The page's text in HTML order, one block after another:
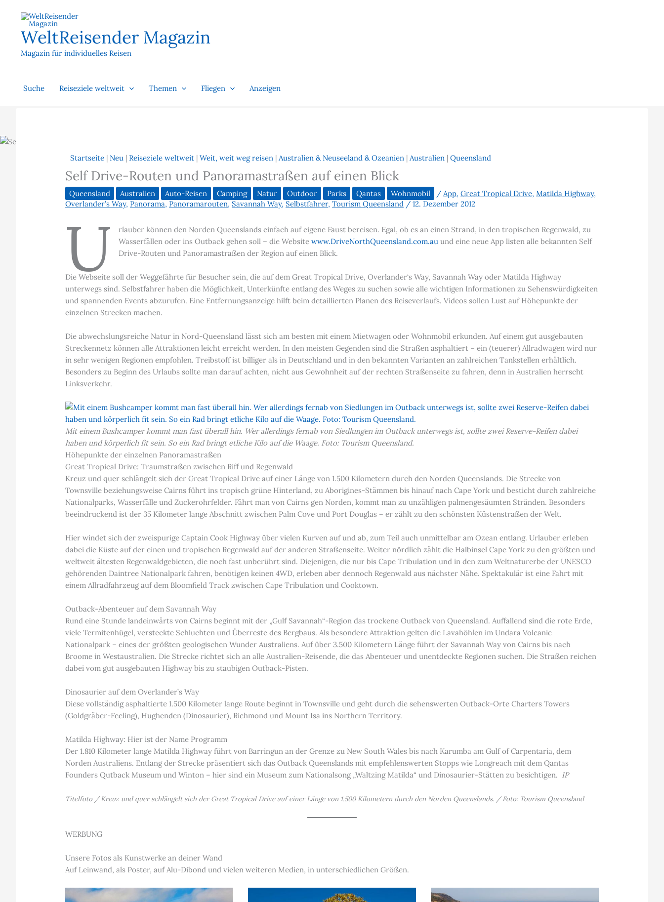
springenWeltReisender Magazin
Magazin für individuelles Reisen
Suche Reiseziele weltweit Themen Fliegen Anzeigen
Startseite | Neu | Reiseziele weltweit |Weit, weit weg reisen |Australien & Neuseeland & Ozeanien |Australien |Queensland
Self Drive-Routen und Panoramastraßen auf einen Blick
Queensland Australien Auto-Reisen Camping Natur Outdoor Parks Qantas Wohnmobil /App,Great Tropical Drive,Matilda Highway,
Overlander’s Way, Panorama, Panoramarouten,Savannah Way,Selbstfahrer,Tourism Queensland /12. Dezember 2012
U
rlauber können den Norden Queenslands einfach auf eigene Faust bereisen. Egal, ob es an einen Strand, in den tropischen Regenwald, zu
Wasserfällen oder ins Outback gehen soll – die Website www.DriveNorthQueensland.com.auund eine neue App listen alle bekannten Self
Drive-Routen und Panoramastraßen der Region auf einen Blick.
Die Webseite soll der Weggefährte für Besucher sein, die auf dem Great Tropical Drive, Overlander‘s Way, Savannah Way oder Matilda Highway
unterwegs sind. Selbstfahrer haben die Möglichkeit, Unterkünfte entlang des Weges zu suchen sowie alle wichtigen Informationen zu Sehenswürdigkeiten
und spannenden Events abzurufen. Eine Entfernungsanzeige hilft beim detaillierten Planen des Reiseverlaufs. Videos sollen Lust auf Höhepunkte der
einzelnen Strecken machen.
Die abwechslungsreiche Natur in Nord-Queensland lässt sich am besten mit einem Mietwagen oder Wohnmobil erkunden. Auf einem gut ausgebauten
Streckennetz können alle Attraktionen leicht erreicht werden. In den meisten Gegenden sind die Straßen asphaltiert – ein (teuerer) Allradwagen wird nur
in sehr wenigen Regionen empfohlen. Treibstoff ist billiger als in Deutschland und in den bekannten Varianten an zahlreichen Tankstellen erhältlich.
Besonders zu Beginn des Urlaubs sollte man darauf achten, nicht aus Gewohnheit auf der rechten Straßenseite zu fahren, denn in Australien herrscht
Linksverkehr.
Mit einem Bushcamper kommt man fast überall hin. Wer allerdings fernab von Siedlungen im Outback unterwegs ist, sollte zwei Reserve-Reifen dabei
haben und körperlich fit sein. So ein Rad bringt etliche Kilo auf die Waage. Foto: Tourism Queensland.
Höhepunkte der einzelnen Panoramastraßen
Great Tropical Drive: Traumstraßen zwischen Riff und Regenwald
Kreuz und quer schlängelt sich der Great Tropical Drive auf einer Länge von 1.500 Kilometern durch den Norden Queenslands. Die Strecke von
Townsville beziehungsweise Cairns führt ins tropisch grüne Hinterland, zu Aborigines-Stämmen bis hinauf nach Cape York und besticht durch zahlreiche
Nationalparks, Wasserfälle und Zuckerohrfelder. Fährt man von Cairns gen Norden, kommt man zu unzähligen palmengesäumten Stränden. Besonders
beeindruckend ist der 35 Kilometer lange Abschnitt zwischen Palm Cove und Port Douglas – er zählt zu den schönsten Küstenstraßen der Welt.
Hier windet sich der zweispurige Captain Cook Highway über vielen Kurven auf und ab, zum Teil auch unmittelbar am Ozean entlang. Urlauber erleben
dabei die Küste auf der einen und tropischen Regenwald auf der anderen Straßenseite. Weiter nördlich zählt die Halbinsel Cape York zu den größten und
weltweit ältesten Regenwaldgebieten, die noch fast unberührt sind. Diejenigen, die nur bis Cape Tribulation und in den zum Weltnaturerbe der UNESCO
gehörenden Daintree Nationalpark fahren, benötigen keinen 4WD, erleben aber dennoch Regenwald aus nächster Nähe. Spektakulär ist eine Fahrt mit
einem Allradfahrzeug auf dem Bloomfield Track zwischen Cape Tribulation und Cooktown.
Outback-Abenteuer auf dem Savannah Way
Rund eine Stunde landeinwärts von Cairns beginnt mit der „Gulf Savannah“-Region das trockene Outback von Queensland. Auffallend sind die rote Erde,
viele Termitenhügel, versteckte Schluchten und Überreste des Bergbaus. Als besondere Attraktion gelten die Lavahöhlen im Undara Volcanic
Nationalpark – eines der größten geologischen Wunder Australiens. Auf über 3.500 Kilometern Länge führt der Savannah Way von Cairns bis nach
Broome in Westaustralien. Die Strecke richtet sich an alle Australien-Reisende, die das Abenteuer und unentdeckte Regionen suchen. Die Straßen reichen
dabei vom gut ausgebauten Highway bis zu staubigen Outback-Pisten.
Dinosaurier auf dem Overlander’s Way
Diese vollständig asphaltierte 1.500 Kilometer lange Route beginnt in Townsville und geht durch die sehenswerten Outback-Orte Charters Towers
(Goldgräber-Feeling), Hughenden (Dinosaurier), Richmond und Mount Isa ins Northern Territory.
Matilda Highway: Hier ist der Name Programm
Der 1.810 Kilometer lange Matilda Highway führt von Barringun an der Grenze zu New South Wales bis nach Karumba am Gulf of Carpentaria, dem
Norden Australiens. Entlang der Strecke präsentiert sich das Outback Queenslands mit empfehlenswerten Stopps wie Longreach mit dem Qantas
Founders Qutback Museum und Winton – hier sind ein Museum zum Nationalsong „Waltzing Matilda“ und Dinosaurier-Stätten zu besichtigen. IP
Titelfoto / Kreuz und quer schlängelt sich der Great Tropical Drive auf einer Länge von 1.500 Kilometern durch den Norden Queenslands. / Foto: Tourism Queensland
WERBUNG
Unsere Fotos als Kunstwerke an deiner Wand
Auf Leinwand, als Poster, auf Alu-Dibond und vielen weiteren Medien, in unterschiedlichen Größen.